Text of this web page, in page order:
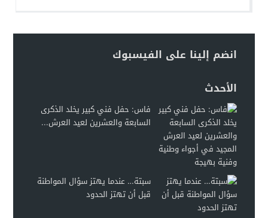
انضم إلينا على الفيسبوك
الأحدث
فاس: حفل فني كبير يخلد الذكرى
السابعة والعشرين لعيد العرش...
سبتة… عندما يهتز سؤال المواطنة
قبل أن تهتز الحدود